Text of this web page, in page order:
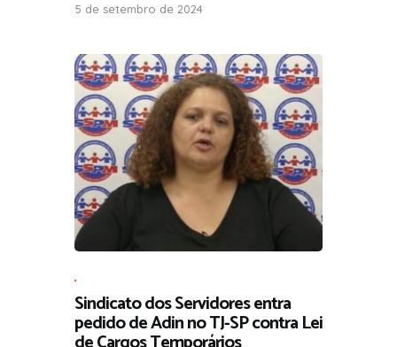
5 de setembro de 2024
,
Sindicato dos Servidores entra
pedido de Adin no TJ-SP contra Lei